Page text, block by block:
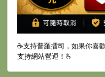
☕️支持普羅擂司，如果你喜
支持網站營運！🫰